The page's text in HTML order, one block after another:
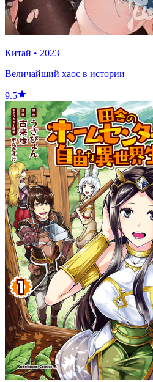
Китай • 2023
Величайший хаос в истории
9.5